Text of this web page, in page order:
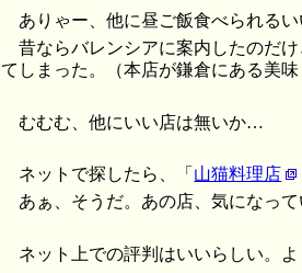
ありゃー、他に昼ご飯食べられるい
昔ならバレンシアに案内したのだ
てしまった。（本店が鎌倉にある美味
むむむ、他にいい店は無いか…
ネットで探したら、「 山猫料理店
あぁ、そうだ。あの店、気になっ
ネット上での評判はいいらしい。